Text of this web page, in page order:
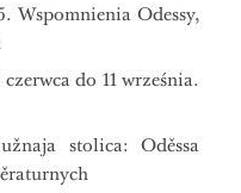
Wspomnienia Odessy,
do 11 września.
stolica: Oděssa